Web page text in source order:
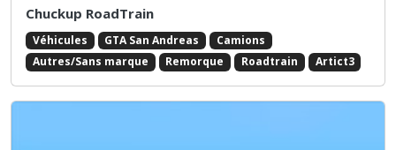
Chuckup RoadTrain
Véhicules GTA San Andreas
Camions
Autres/Sans marque
Remorque Roadtrain Artict3